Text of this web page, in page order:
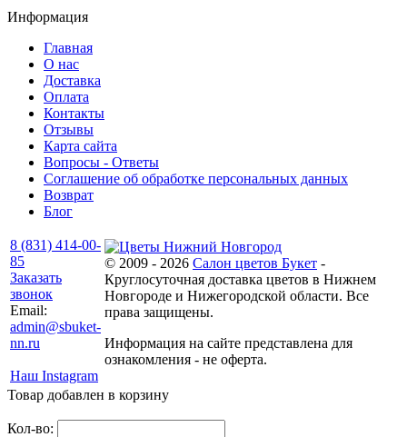
Информация
Главная
О нас
Доставка
Оплата
Контакты
Отзывы
Карта сайта
Вопросы - Ответы
Соглашение об обработке персональных данных
Возврат
Блог
8 (831) 414-00-
85
Заказать
звонок
Email:
admin@sbuket-
nn.ru
Наш Instagram
© 2009 - 2026 Салон цветов Букет -
Круглосуточная доставка цветов в Нижнем
Новгороде и Нижегородской области. Все
права защищены.
Информация на сайте представлена для
ознакомления - не оферта.
Товар добавлен в корзину
Кол-во: